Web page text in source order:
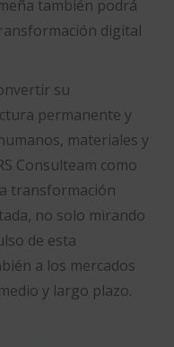
también podrá
digital
su
permanente y
materiales y
Consulteam como
transformación
no solo mirando
de esta
a los mercados
y largo plazo.